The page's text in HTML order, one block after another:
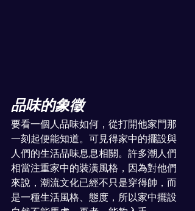
品味的象徵
要看一個人品味如何，從打開他家門那
一刻起便能知道。可見得家中的擺設與
人們的生活品味息息相關。許多潮人們
相當注重家中的裝潢風格，因為對他們
來說，潮流文化已經不只是穿得帥，而
是一種生活風格、態度，所以家中擺設